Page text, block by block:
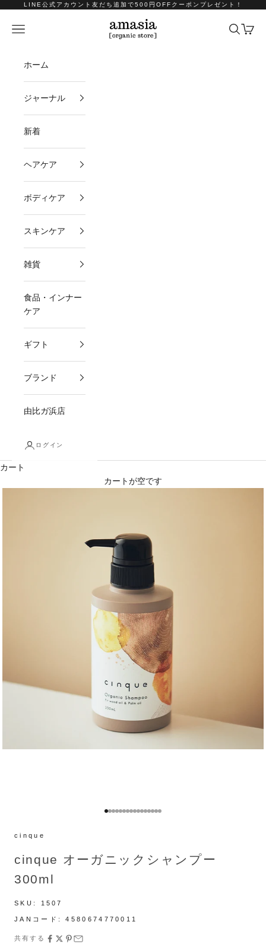
コンテンツへスキップ
LINE公式アカウント友だち追加で500円OFFクーポンプレゼント！
amasia organic store
メニュー 検索カート
ホーム
ジャーナル
新着
ヘアケア
ボディケア
スキンケア
雑貨
食品・インナー
ケア
ギフト
ブランド
由比ガ浜店
ログイン
カート
カートが空です
I18n Error: Missing interpolation value
I18n Error: Missing interpolation value
I18n Error: Missing interpolation value
I18n Error: Missing interpolation value
I18n Error: Missing interpolation value
I18n Error: Missing interpolation
I18n Error: Missing interpolation
I18n Error: Missing interpolation
I18n Error: Missing interpolation
I18n Error: Missing interpolation
I18n Error: Missing interpolation
I18n Error: Missing
I18n Error: Missing
I18n Error: Missing
I18n Error: Missing
I18n Error: Missing
cinque
cinque オーガニックシャンプー
300ml
SKU: 1507
JANコード:4580674770011
共有する